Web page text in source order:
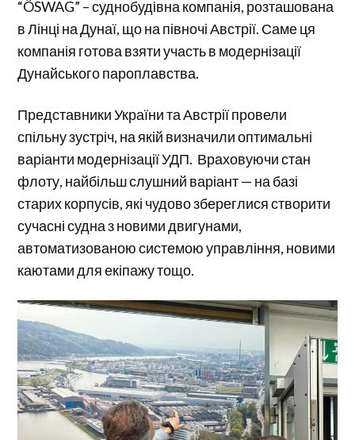
“ÖSWAG” – суднобудівна компанія, розташована
в Лінці на Дунаї, що на півночі Австрії. Саме ця
компанія готова взяти участь в модернізації
Дунайського пароплавства.
Представники України та Австрії провели
спільну зустріч, на якій визначили оптимальні
варіанти модернізації УДП. Враховуючи стан
флоту, найбільш слушний варіант — на базі
старих корпусів, які чудово збереглися створити
сучасні судна з новими двигунами,
автоматизованою системою управління, новими
каютами для екіпажу тощо.